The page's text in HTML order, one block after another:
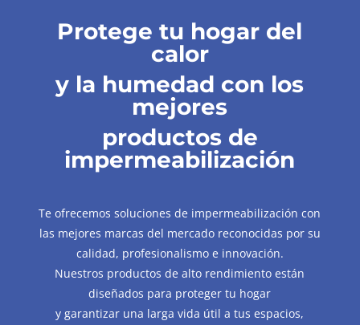
Protege tu hogar del
calor
y la humedad con los
mejores
productos de
impermeabilización
Te ofrecemos soluciones de impermeabilización con
las mejores marcas del mercado reconocidas por su
calidad, profesionalismo e innovación.
Nuestros productos de alto rendimiento están
diseñados para proteger tu hogar
y garantizar una larga vida útil a tus espacios,